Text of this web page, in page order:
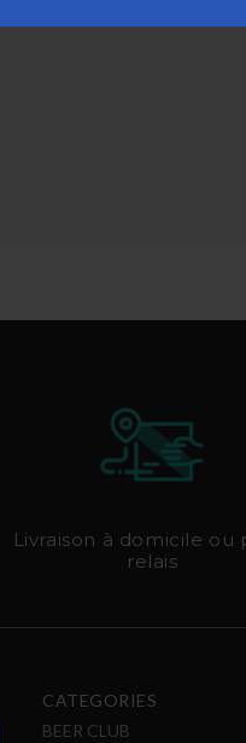
Livraison à domicile ou
relais
CATEGORIES
BEER CLUB